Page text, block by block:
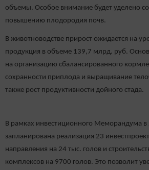
объемы. Особое внимание будет уделено
повышению плодородия почв.
В животноводстве прирост ожидается на
продукция в объеме 139,7 млрд. руб.
на организацию сбалансированного
сохранности приплода и выращивание
также рост продуктивности дойного стада.
В рамках инвестиционного Меморандума в
запланирована реализация 23
направления на 24 тыс. голов и
комплексов на 9700 голов. Это позволит